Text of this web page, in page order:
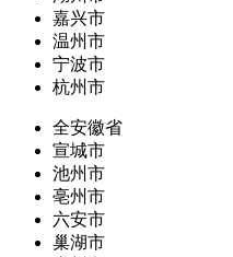
嘉兴市
温州市
宁波市
杭州市
全安徽省
宣城市
池州市
亳州市
六安市
巢湖市